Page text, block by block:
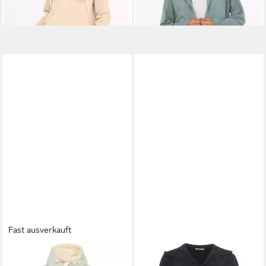
Meer Moin Sweatware
Fast ausverkauft
ZWILLINGSHERZ
ZWILLINGSHERZCardigan